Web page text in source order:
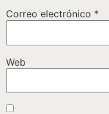
Correo electrónico *
Web